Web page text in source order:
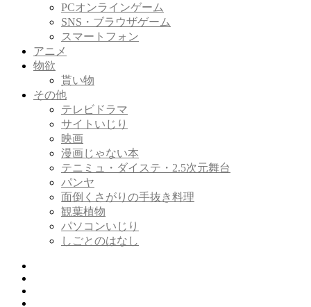
PCオンラインゲーム
SNS・ブラウザゲーム
スマートフォン
アニメ
物欲
貰い物
その他
テレビドラマ
サイトいじり
映画
漫画じゃない本
テニミュ・ダイステ・2.5次元舞台
パンヤ
面倒くさがりの手抜き料理
観葉植物
パソコンいじり
しごとのはなし